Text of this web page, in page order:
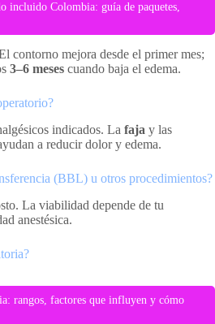
incluido Colombia: guía de paquetes,
contorno mejora desde el primer mes;
3–6 meses cuando baja el edema.
indicados. La faja y las
a reducir dolor y edema.
(BBL) u otros procedimientos?
La viabilidad depende de tu
anestésica.
rangos, factores que influyen y cómo